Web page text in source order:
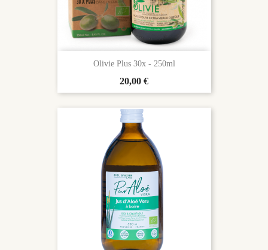
Olivie Plus 30x - 250ml
Prix
20,00 €